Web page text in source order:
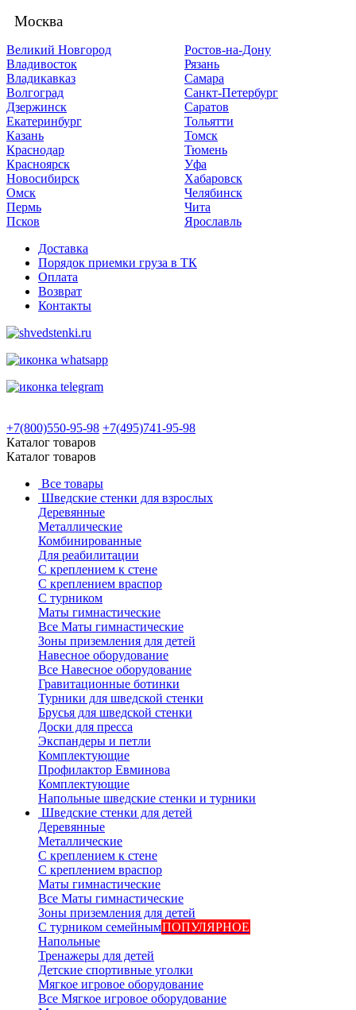
Москва
Великий Новгород
Владивосток
Владикавказ
Волгоград
Дзержинск
Екатеринбург
Казань
Краснодар
Красноярск
Новосибирск
Омск
Пермь
Псков
Ростов-на-Дону
Рязань
Самара
Санкт-Петербург
Саратов
Тольятти
Томск
Тюмень
Уфа
Хабаровск
Челябинск
Чита
Ярославль
Доставка
Порядок приемки груза в ТК
Оплата
Возврат
Контакты
+7(800)550-95-98 +7(495)741-95-98
Каталог товаров
Каталог товаров
Все товары
Шведские стенки для взрослых
Деревянные
Металлические
Комбинированные
Для реабилитации
С креплением к стене
С креплением враспор
С турником
Маты гимнастические
Все Маты гимнастические
Зоны приземления для детей
Навесное оборудование
Все Навесное оборудование
Гравитационные ботинки
Турники для шведской стенки
Брусья для шведской стенки
Доски для пресса
Экспандеры и петли
Комплектующие
Профилактор Евминова
Комплектующие
Напольные шведские стенки и турники
Шведские стенки для детей
Деревянные
Металлические
С креплением к стене
С креплением враспор
Маты гимнастические
Все Маты гимнастические
Зоны приземления для детей
С турником семейнымПОПУЛЯРНОЕ
Напольные
Тренажеры для детей
Детские спортивные уголки
Мягкое игровое оборудование
Все Мягкое игровое оборудование